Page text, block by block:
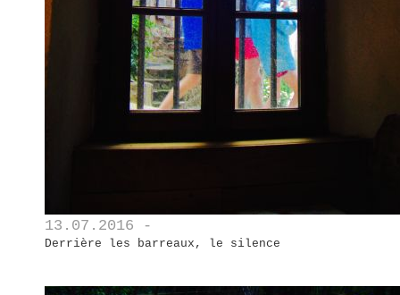
13.07.2016 -
Derrière les barreaux, le silence